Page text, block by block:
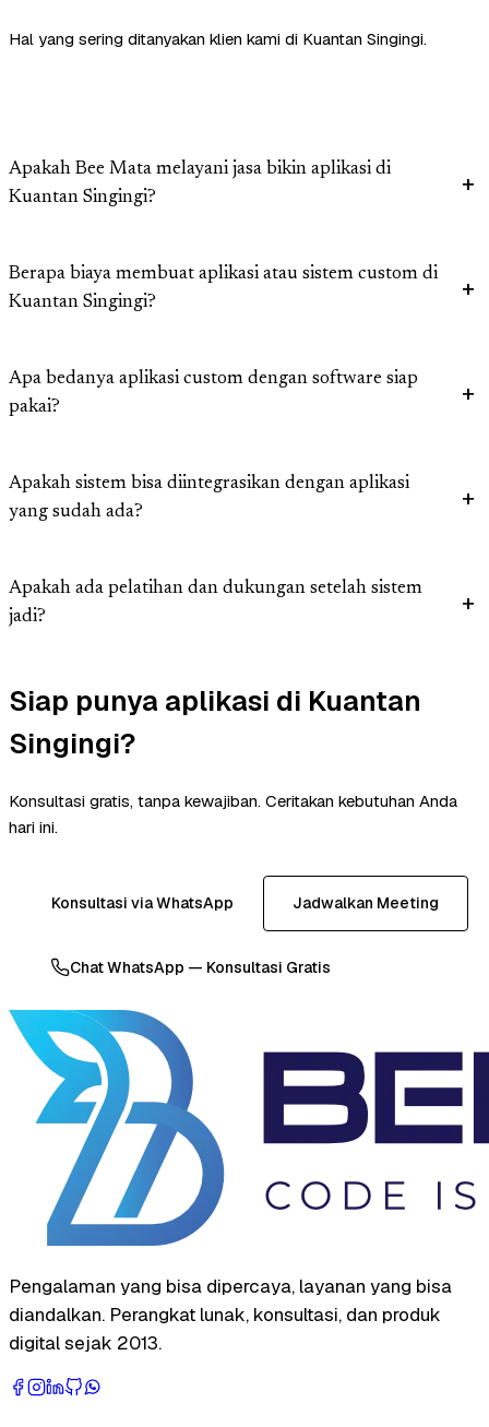
Hal yang sering ditanyakan klien kami di Kuantan Singingi.
Apakah Bee Mata melayani jasa bikin aplikasi di
Kuantan Singingi?
Berapa biaya membuat aplikasi atau sistem custom di
Kuantan Singingi?
Apa bedanya aplikasi custom dengan software siap
pakai?
Apakah sistem bisa diintegrasikan dengan aplikasi
yang sudah ada?
Apakah ada pelatihan dan dukungan setelah sistem
jadi?
Siap punya aplikasi di Kuantan
Singingi?
Konsultasi gratis, tanpa kewajiban. Ceritakan kebutuhan Anda
hari ini.
Konsultasi via WhatsApp Jadwalkan Meeting
Chat WhatsApp — Konsultasi Gratis
Pengalaman yang bisa dipercaya, layanan yang bisa
diandalkan. Perangkat lunak, konsultasi, dan produk
digital sejak 2013.